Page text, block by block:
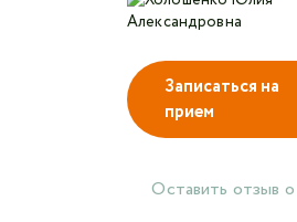
Записаться на
прием
Оставить отзыв о
Авторизоваться
Авторизоваться в